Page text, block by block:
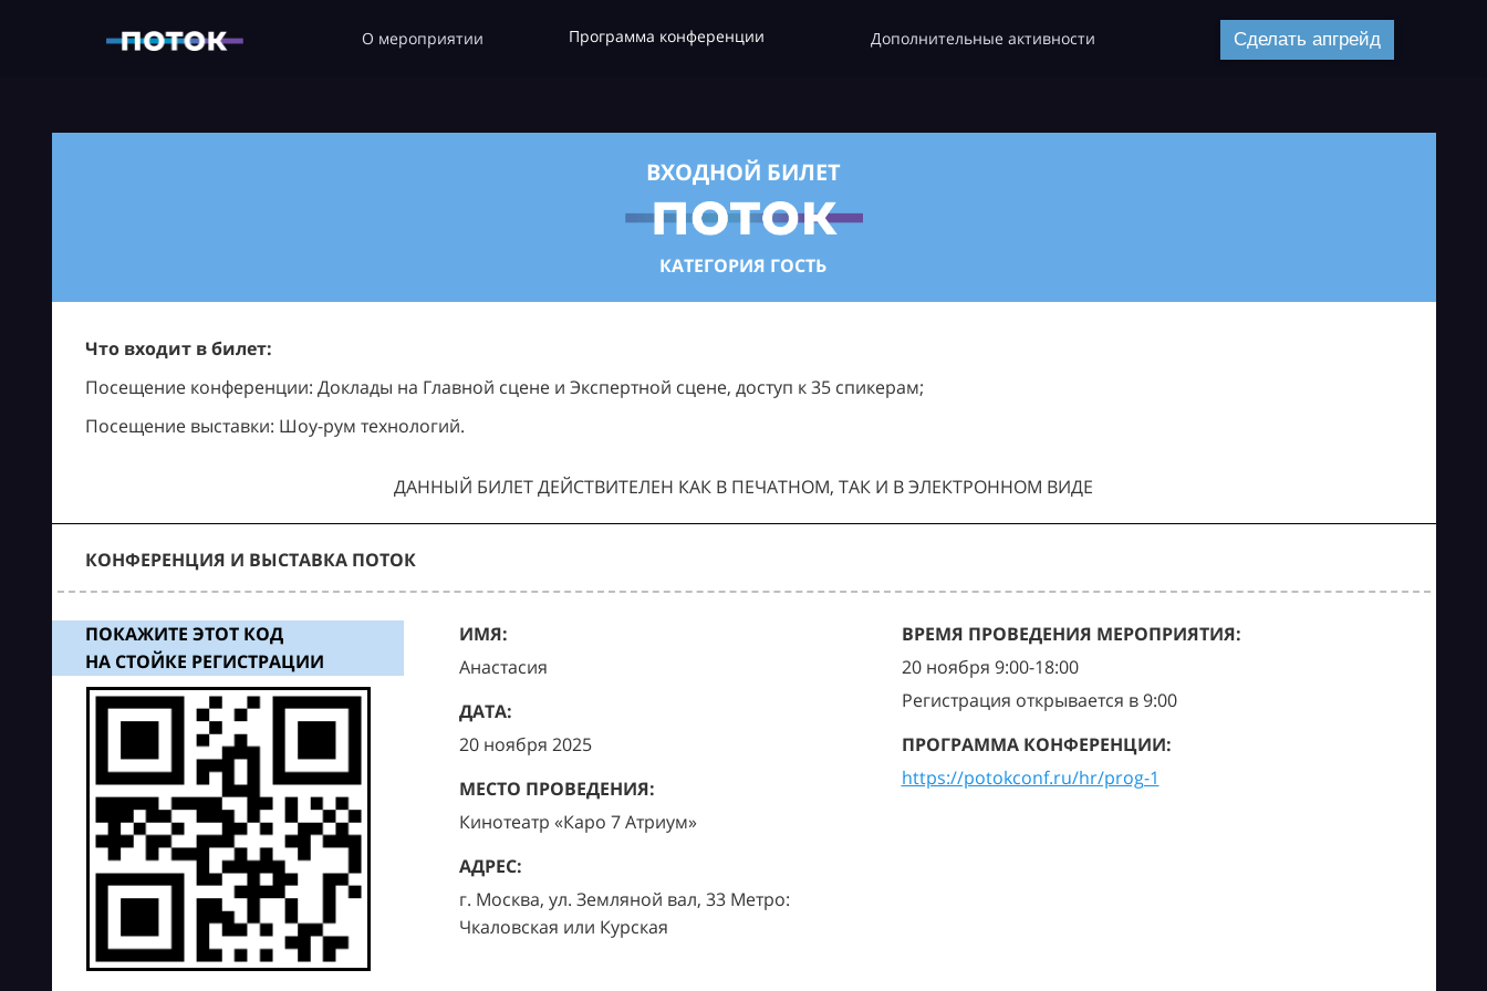
О мероприятии Программа конференции Дополнительные активности Сделать апгрейд
ВХОДНОЙ БИЛЕТ
КАТЕГОРИЯ ГОСТЬ
Что входит в билет:
Посещение конференции: Доклады на Главной сцене и Экспертной сцене, доступ к 35 спикерам;
Посещение выставки: Шоу-рум технологий.
ДАННЫЙ БИЛЕТ ДЕЙСТВИТЕЛЕН КАК В ПЕЧАТНОМ, ТАК И В ЭЛЕКТРОННОМ ВИДЕ
КОНФЕРЕНЦИЯ И ВЫСТАВКА ПОТОК
ПОКАЖИТЕ ЭТОТ КОД
НА СТОЙКЕ РЕГИСТРАЦИИ
ИМЯ:
Анастасия
ДАТА:
20 ноября 2025
МЕСТО ПРОВЕДЕНИЯ:
Кинотеатр «Каро 7 Атриум»
АДРЕС:
г. Москва, ул. Земляной вал, 33 Метро:
Чкаловская или Курская
ВРЕМЯ ПРОВЕДЕНИЯ МЕРОПРИЯТИЯ:
20 ноября 9:00-18:00
Регистрация открывается в 9:00
ПРОГРАММА КОНФЕРЕНЦИИ:
https://potokconf.ru/hr/prog-1